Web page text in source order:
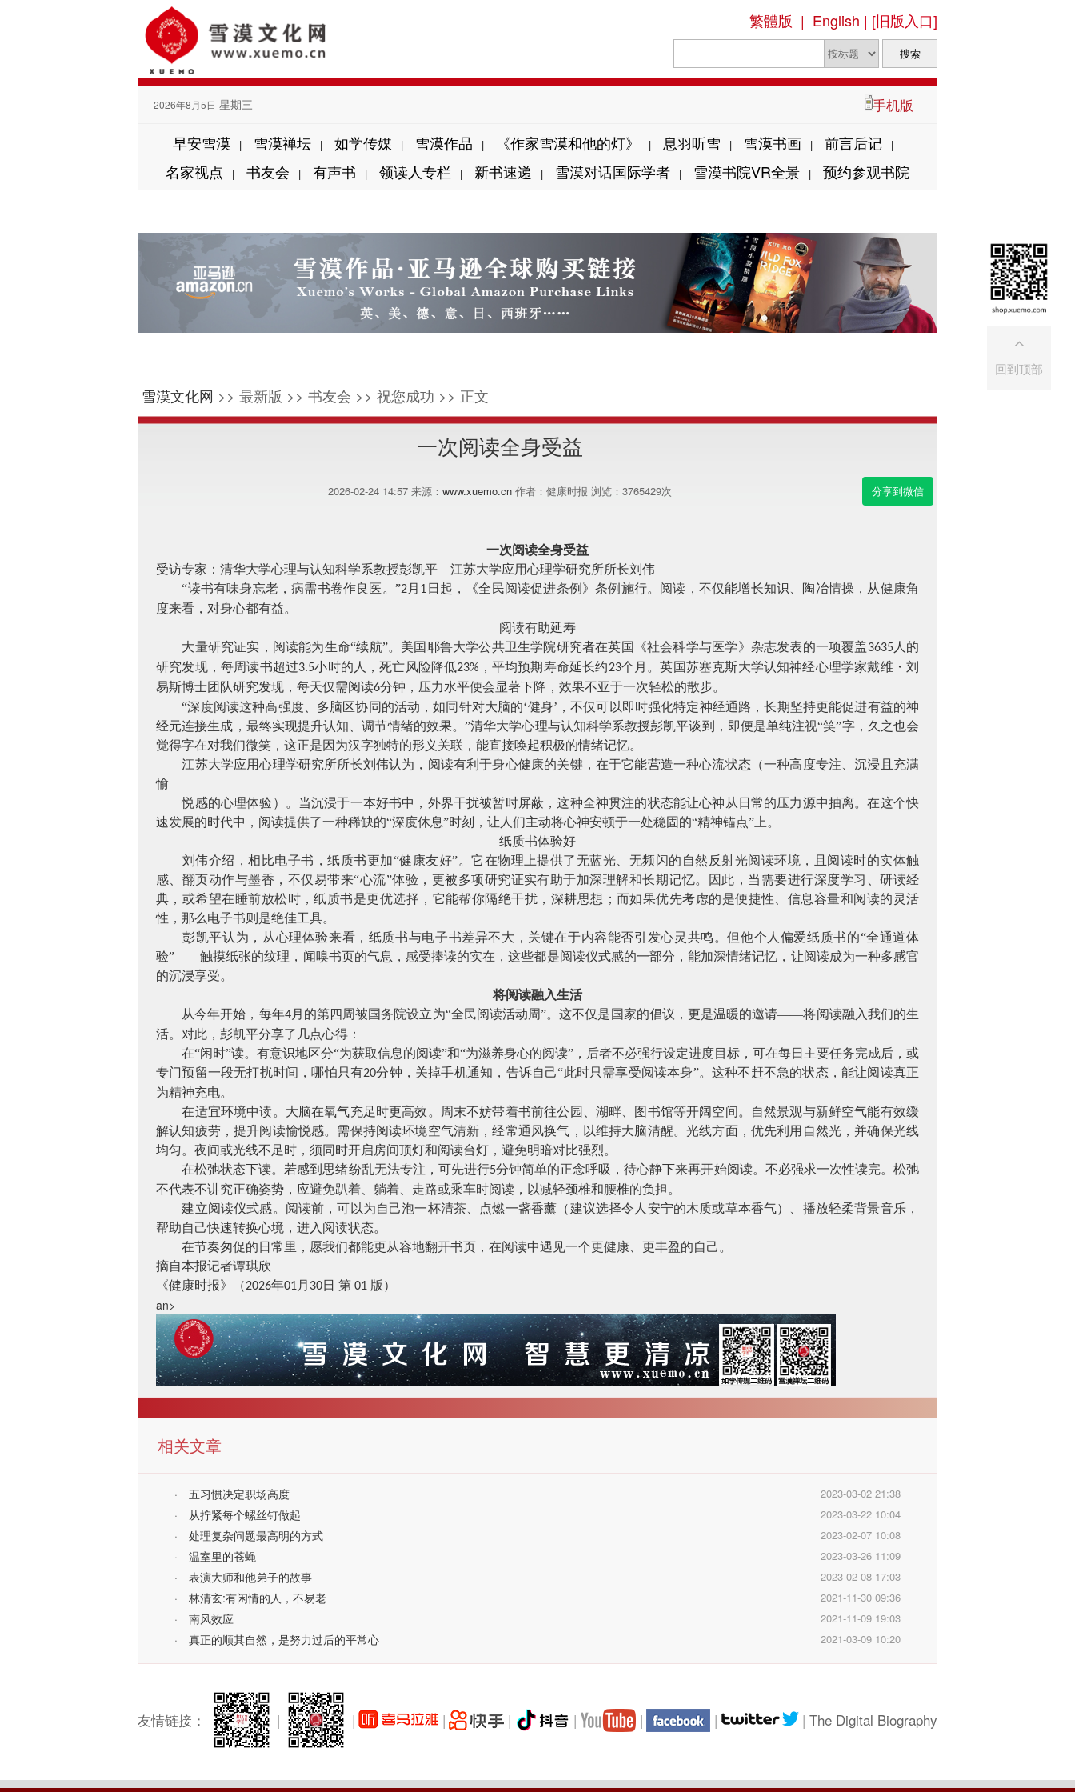
繁體版 | English | [旧版入口]
2026年8月5日 星期三 手机版
早安雪漠 | 雪漠禅坛 | 如学传媒 | 雪漠作品 | 《作家雪漠和他的灯》 | 息羽听雪 | 雪漠书画 | 前言后记 |
名家视点 | 书友会 | 有声书 | 领读人专栏 | 新书速递 | 雪漠对话国际学者 | 雪漠书院VR全景 | 预约参观书院
雪漠文化网 >> 最新版 >> 书友会 >> 祝您成功 >> 正文
一次阅读全身受益
2026-02-24 14:57 来源： www.xuemo.cn 作者：健康时报 浏览： 3765429次 分享到微信
一次阅读全身受益
受访专家：清华大学心理与认知科学系教授彭凯平 江苏大学应用心理学研究所所长刘伟
“读书有味身忘老，病需书卷作良医。”2月 1 日起，《全民阅读促进条例》条例施行。阅读，不仅能增长知识、陶冶情操，从健康角
度来看，对身心都有益。
阅读有助延寿
大量研究证实，阅读能为生命“续航”。美国耶鲁大学公共卫生学院研究者在英国《社会科学与医学》杂志发表的一项覆盖3635人的
研究发现，每周读书超过3.5小时的人，死亡风险降低23% ，平均预期寿命延长约23个月。英国苏塞克斯大学认知神经心理学家戴维・刘
易斯博士团队研究发现，每天仅需阅读6分钟，压力水平便会显著下降，效果不亚于一次轻松的散步。
“深度阅读这种高强度、多脑区协同的活动，如同针对大脑的‘健身’，不仅可以即时强化特定神经通路，长期坚持更能促进有益的神
经元连接生成，最终实现提升认知、调节情绪的效果。”清华大学心理与认知科学系教授彭凯平谈到，即便是单纯注视“笑”字，久之也会
觉得字在对我们微笑，这正是因为汉字独特的形义关联，能直接唤起积极的情绪记忆。
江苏大学应用心理学研究所所长刘伟认为，阅读有利于身心健康的关键，在于它能营造一种心流状态（一种高度专注、沉浸且充满
愉
悦感的心理体验）。当沉浸于一本好书中，外界干扰被暂时屏蔽，这种全神贯注的状态能让心神从日常的压力源中抽离。在这个快
速发展的时代中，阅读提供了一种稀缺的“深度休息”时刻，让人们主动将心神安顿于一处稳固的“精神锚点”上。
纸质书体验好
刘伟介绍，相比电子书，纸质书更加“健康友好”。它在物理上提供了无蓝光、无频闪的自然反射光阅读环境，且阅读时的实体触
感、翻页动作与墨香，不仅易带来“心流”体验，更被多项研究证实有助于加深理解和长期记忆。因此，当需要进行深度学习、研读经
典，或希望在睡前放松时，纸质书是更优选择，它能帮你隔绝干扰，深耕思想；而如果优先考虑的是便捷性、信息容量和阅读的灵活
性，那么电子书则是绝佳工具。
彭凯平认为，从心理体验来看，纸质书与电子书差异不大，关键在于内容能否引发心灵共鸣。但他个人偏爱纸质书的“全通道体
验”——触摸纸张的纹理，闻嗅书页的气息，感受捧读的实在，这些都是阅读仪式感的一部分，能加深情绪记忆，让阅读成为一种多感官
的沉浸享受。
将阅读融入生活
从今年开始，每年4月的第四周被国务院设立为“全民阅读活动周”。这不仅是国家的倡议，更是温暖的邀请——将阅读融入我们的生
活。对此，彭凯平分享了几点心得：
在“闲时”读。有意识地区分“为获取信息的阅读”和“为滋养身心的阅读”，后者不必强行设定进度目标，可在每日主要任务完成后，或
专门预留一段无打扰时间，哪怕只有20分钟，关掉手机通知，告诉自己“此时只需享受阅读本身”。这种不赶不急的状态，能让阅读真正
为精神充电。
在适宜环境中读。大脑在氧气充足时更高效。周末不妨带着书前往公园、湖畔、图书馆等开阔空间。自然景观与新鲜空气能有效缓
解认知疲劳，提升阅读愉悦感。需保持阅读环境空气清新，经常通风换气，以维持大脑清醒。光线方面，优先利用自然光，并确保光线
均匀。夜间或光线不足时，须同时开启房间顶灯和阅读台灯，避免明暗对比强烈。
在松弛状态下读。若感到思绪纷乱无法专注，可先进行5分钟简单的正念呼吸，待心静下来再开始阅读。不必强求一次性读完。松弛
不代表不讲究正确姿势，应避免趴着、躺着、走路或乘车时阅读，以减轻颈椎和腰椎的负担。
建立阅读仪式感。阅读前，可以为自己泡一杯清茶、点燃一盏香薰（建议选择令人安宁的木质或草本香气）、播放轻柔背景音乐，
帮助自己快速转换心境，进入阅读状态。
在节奏匆促的日常里，愿我们都能更从容地翻开书页，在阅读中遇见一个更健康、更丰盈的自己。
摘自本报记者谭琪欣
《健康时报》（2026年01月 30日 第 01 版）
an>
相关文章
· 五习惯决定职场高度 2023-03-02 21:38
· 从拧紧每个螺丝钉做起 2023-03-22 10:04
· 处理复杂问题最高明的方式 2023-02-07 10:08
· 温室里的苍蝇 2023-03-26 11:09
· 表演大师和他弟子的故事 2023-02-08 17:03
· 林清玄:有闲情的人，不易老 2021-11-30 09:36
· 南风效应 2021-11-09 19:03
· 真正的顺其自然，是努力过后的平常心 2021-03-09 10:20
友情链接： | | | | | | | | The Digital Biography
回到顶部